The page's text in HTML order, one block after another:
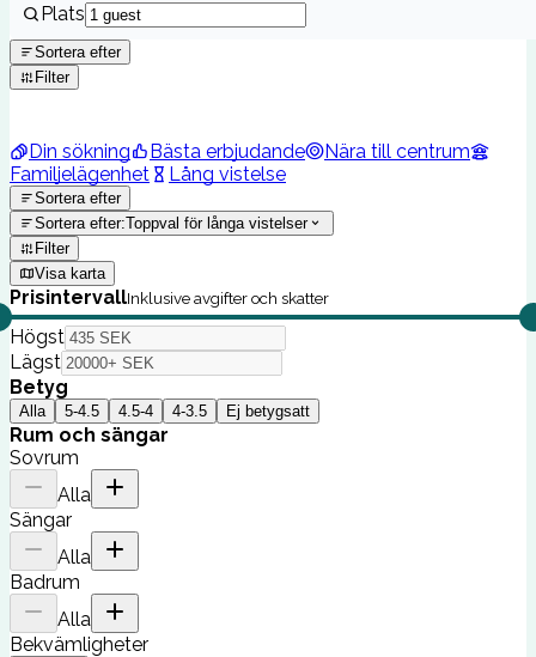
Plats
Sortera efter
Filter
Din sökning Bästa erbjudande
Nära till centrum
Familjelägenhet
Lång vistelse
Sortera efter
Sortera efter:Toppval för långa vistelser
Filter
Visa karta
PrisintervallInklusive avgifter och skatter
Högst
Lägst
Betyg
Alla 5-4.5 4.5-4 4-3.5 Ej betygsatt
Rum och sängar
Sovrum
Alla
Sängar
Alla
Badrum
Alla
Bekvämligheter